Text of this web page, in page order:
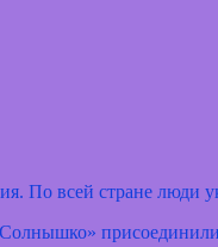
По всей стране люди